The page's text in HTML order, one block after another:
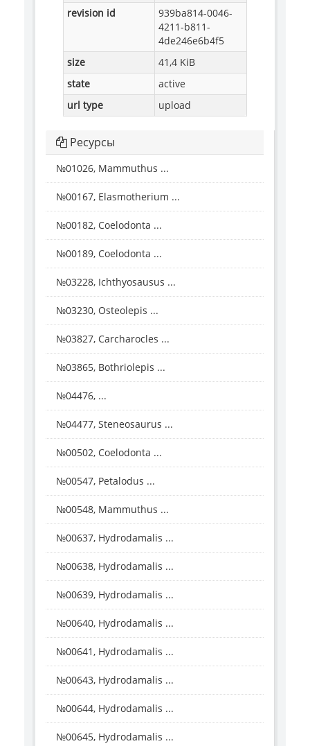
revision id
939ba814-0046-
4211-b811-
4de246e6b4f5
size
41,4 KiB
state
active
url type
upload
Ресурсы
№01026, Mammuthus ...
№00167, Elasmotherium ...
№00182, Coelodonta ...
№00189, Coelodonta ...
№03228, Ichthyosausus ...
№03230, Osteolepis ...
№03827, Carcharocles ...
№03865, Bothriolepis ...
№04476, ...
№04477, Steneosaurus ...
№00502, Coelodonta ...
№00547, Petalodus ...
№00548, Mammuthus ...
№00637, Hydrodamalis ...
№00638, Hydrodamalis ...
№00639, Hydrodamalis ...
№00640, Hydrodamalis ...
№00641, Hydrodamalis ...
№00643, Hydrodamalis ...
№00644, Hydrodamalis ...
№00645, Hydrodamalis ...